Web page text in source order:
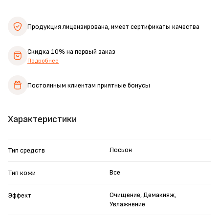
Характеристики
Тип средств Лосьон
Тип кожи Все
Эффект
Очищение, Демакияж,
Увлажнение
Продукция лицензирована,имеет сертификаты качества
Скидка 10% на первый заказ
Подробнее
Постоянным клиентам приятные бонусы